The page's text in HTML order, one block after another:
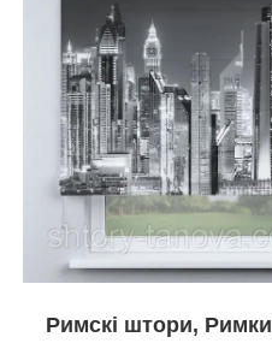
Римскі штори, Римки